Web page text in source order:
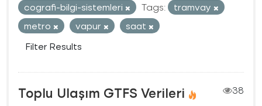
cografi-bilgi-sistemleri
Tags:
tramvay
metro
vapur
saat
Filter Results
Toplu Ulaşım GTFS Verileri
38